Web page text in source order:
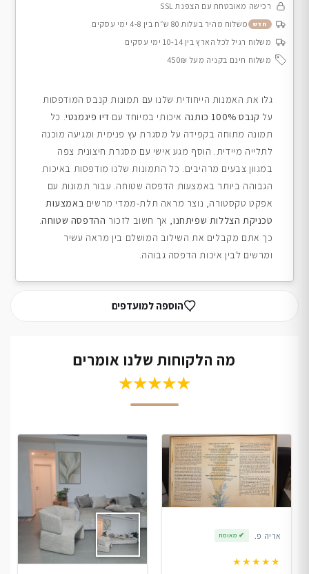
רכישה מאובטחת עם הצפנת SSL
חדש
משלוח מהיר בעלות 80 ש״ח בין 4-8 ימי עסקים
משלוח רגיל לכל הארץ בין 10-14 ימי עסקים
משלוח חינם בקניה מעל 450₪
גלו את האמנות הייחודית שלנו עם תמונות קנבס המודפסות
על קנבס 100% כותנה איכותי במיוחד עם דיו פיגמנטי. כל
תמונה מתוחה בקפידה על מסגרת עץ פנימית ומגיעה מוכנה
לתלייה מיידית. הוסף מגע אישי עם מסגרת חיצונית צפה
במגוון צבעים מרהיבים. כל התמונות שלנו מודפסות באיכות
הגבוהה ביותר באמצעות הדפסה שטוחה. עבור תמונות עם
אפקט טקסטורה, נוצר מראה תלת-ממדי מרשים באמצעות
טכניקת הצללות שפיתחנו, אך חשוב לזכור ההדפסה שטוחה.
כך אתם מקבלים את השילוב המושלם בין מראה עשיר
ומרשים לבין איכות הדפסה גבוהה.
הוספה למועדפים
מה הלקוחות שלנו אומרים
★★★★★
אריה פ. ✔ מאומת
★★★★★